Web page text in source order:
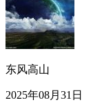
东风高山
2025年08月31日